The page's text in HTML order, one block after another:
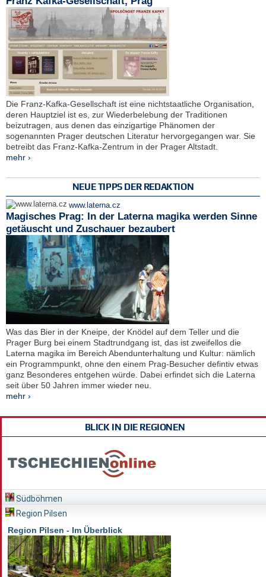
Die Franz-Kafka-Gesellschaft ist eine nichtstaatliche Organisation,
deren Hauptziel ist es, zur Wiederbelebung der Traditionen
beizutragen, aus denen das einzigartige Phänomen der
sogenannten Prager deutschen Literatur hervorgegangen war. Sie
betreibt das Franz-Kafka-Zentrum in der Prager Altstadt.
mehr ›
NEUE TIPPS DER REDAKTION
www.laterna.cz
Magisches Prag: In der Laterna magika werden Sinne
getäuscht und Zuschauer bezaubert
Was das Bier in der Kneipe, der Knödel auf dem Teller und die
Prager Burg bei einem Stadtrundgang ist, das ist zweifellos die
Laterna magika im Bereich Abendunterhaltung und Kultur: nämlich
ein Programmpunkt, ohne den einem Prag-Besucher defintiv etwas
ganz Besonderes entgehen würde. Dabei erfindet sich die Laterna
seit über 50 Jahren immer wieder neu.
mehr ›
BLICK IN DIE REGIONEN
Südböhmen
Region Pilsen
Region Pilsen - Im Überblick